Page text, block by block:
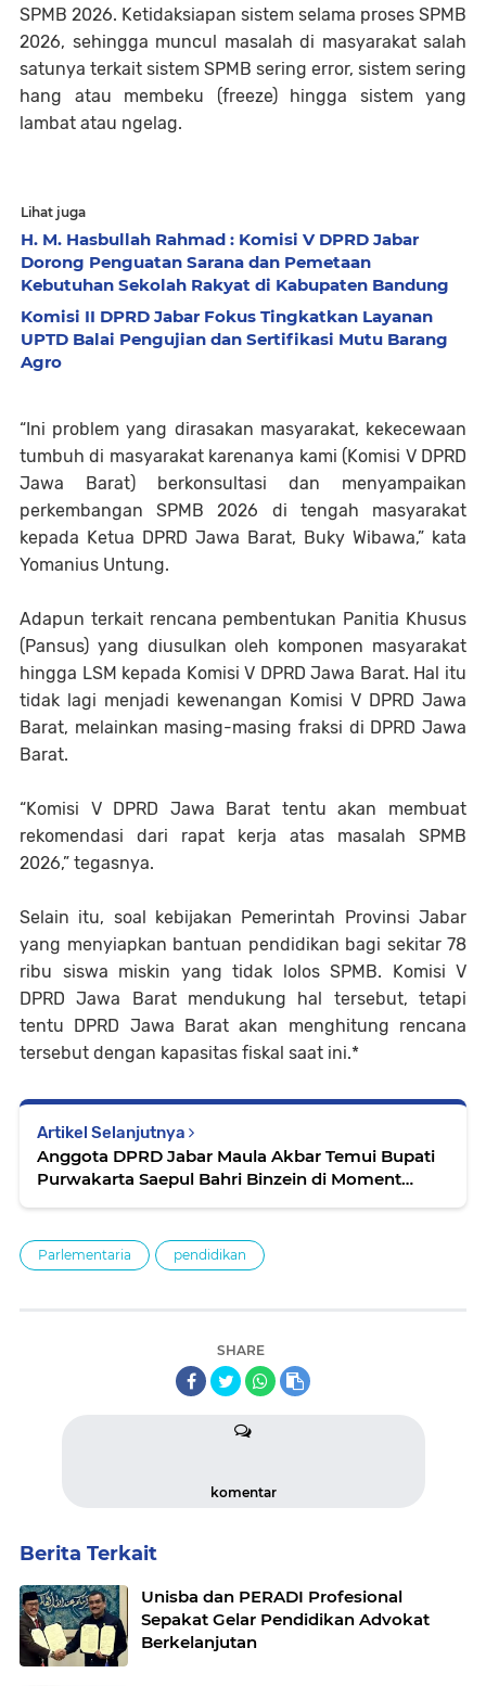
SPMB 2026. Ketidaksiapan sistem selama proses SPMB
2026, sehingga muncul masalah di masyarakat salah
satunya terkait sistem SPMB sering error, sistem sering
hang atau membeku (freeze) hingga sistem yang
lambat atau ngelag.
Lihat juga
H. M. Hasbullah Rahmad : Komisi V DPRD Jabar
Dorong Penguatan Sarana dan Pemetaan
Kebutuhan Sekolah Rakyat di Kabupaten Bandung
Komisi II DPRD Jabar Fokus Tingkatkan Layanan
UPTD Balai Pengujian dan Sertifikasi Mutu Barang
Agro
“Ini problem yang dirasakan masyarakat, kekecewaan
tumbuh di masyarakat karenanya kami (Komisi V DPRD
Jawa Barat) berkonsultasi dan menyampaikan
perkembangan SPMB 2026 di tengah masyarakat
kepada Ketua DPRD Jawa Barat, Buky Wibawa,” kata
Yomanius Untung.
Adapun terkait rencana pembentukan Panitia Khusus
(Pansus) yang diusulkan oleh komponen masyarakat
hingga LSM kepada Komisi V DPRD Jawa Barat. Hal itu
tidak lagi menjadi kewenangan Komisi V DPRD Jawa
Barat, melainkan masing-masing fraksi di DPRD Jawa
Barat.
“Komisi V DPRD Jawa Barat tentu akan membuat
rekomendasi dari rapat kerja atas masalah SPMB
2026,” tegasnya.
Selain itu, soal kebijakan Pemerintah Provinsi Jabar
yang menyiapkan bantuan pendidikan bagi sekitar 78
ribu siswa miskin yang tidak lolos SPMB. Komisi V
DPRD Jawa Barat mendukung hal tersebut, tetapi
tentu DPRD Jawa Barat akan menghitung rencana
tersebut dengan kapasitas fiskal saat ini.*
Artikel Selanjutnya
Anggota DPRD Jabar Maula Akbar Temui Bupati
Purwakarta Saepul Bahri Binzein di Moment
Parlementaria pendidikan
SHARE
komentar
Berita Terkait
Unisba dan PERADI Profesional
Sepakat Gelar Pendidikan Advokat
Berkelanjutan